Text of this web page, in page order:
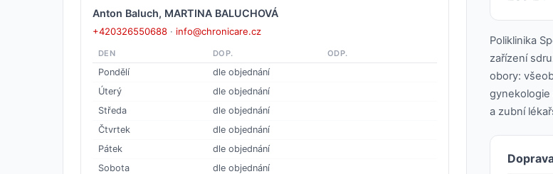
Anton Baluch, MARTINA BALUCHOVÁ
+420326550688 · info@chronicare.cz
DEN DOP. ODP.
Pondělí
dle objednání
Úterý
dle objednání
Středa
dle objednání
Čtvrtek
dle objednání
Pátek
dle objednání
Sobota
dle objednání
Poliklinika
zařízení
obory:
gynekologie
a zubní